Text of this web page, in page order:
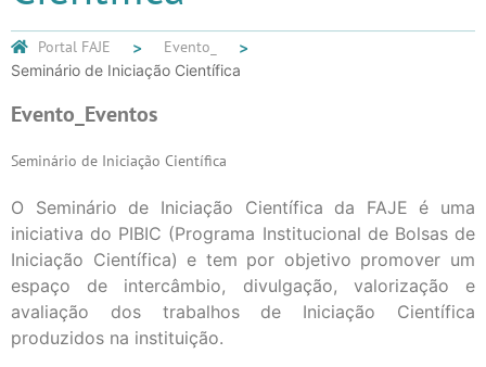
Portal FAJE Evento_
Seminário de Iniciação Científica
Evento_ Eventos
Seminário de Iniciação Científica
O Seminário de Iniciação Científica da FAJE é uma
iniciativa do PIBIC (Programa Institucional de Bolsas de
Iniciação Científica) e tem por objetivo promover um
espaço de intercâmbio, divulgação, valorização e
avaliação dos trabalhos de Iniciação Científica
produzidos na instituição.